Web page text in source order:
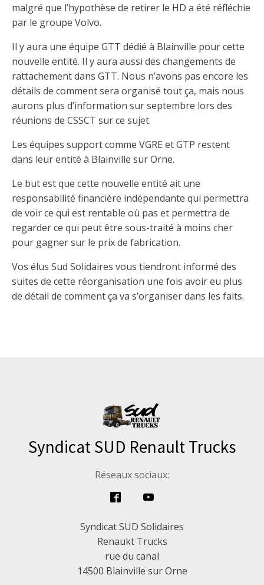
malgré que l’hypothèse de retirer le HD a été réfléchie
par le groupe Volvo.
Il y aura une équipe GTT dédié à Blainville pour cette
nouvelle entité. Il y aura aussi des changements de
rattachement dans GTT. Nous n’avons pas encore les
détails de comment sera organisé tout ça, mais nous
aurons plus d’information sur septembre lors des
réunions de CSSCT sur ce sujet.
Les équipes support comme VGRE et GTP restent
dans leur entité à Blainville sur Orne.
Le but est que cette nouvelle entité ait une
responsabilité financière indépendante qui permettra
de voir ce qui est rentable où pas et permettra de
regarder ce qui peut être sous-traité à moins cher
pour gagner sur le prix de fabrication.
Vos élus Sud Solidaires vous tiendront informé des
suites de cette réorganisation une fois avoir eu plus
de détail de comment ça va s’organiser dans les faits.
Syndicat SUD Renault Trucks
Réseaux sociaux:
Syndicat SUD Solidaires
Renaukt Trucks
rue du canal
14500 Blainville sur Orne